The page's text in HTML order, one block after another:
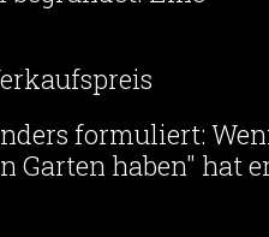
formuliert:
Garten haben" hat